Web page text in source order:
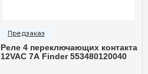
Реле 4 переключающих контакта
12VAC 7А Finder 553480120040